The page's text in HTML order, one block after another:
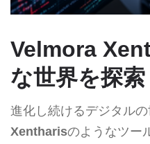
Velmora
な世界を探索
進化し続けるデジタルの
Xentharisのようなツー